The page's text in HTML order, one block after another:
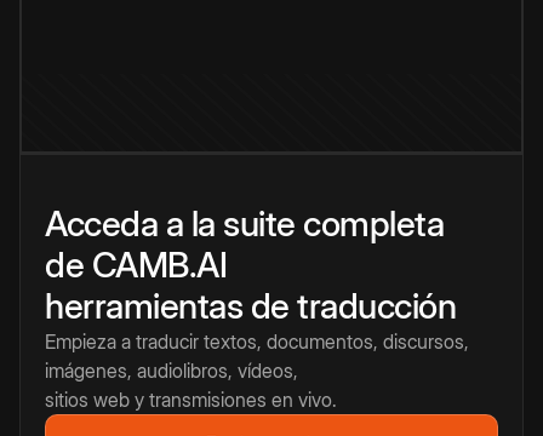
Acceda a la suite completa
de CAMB.AI
herramientas de traducción
Empieza a traducir textos, documentos, discursos,
imágenes, audiolibros, vídeos,
sitios web y transmisiones en vivo.